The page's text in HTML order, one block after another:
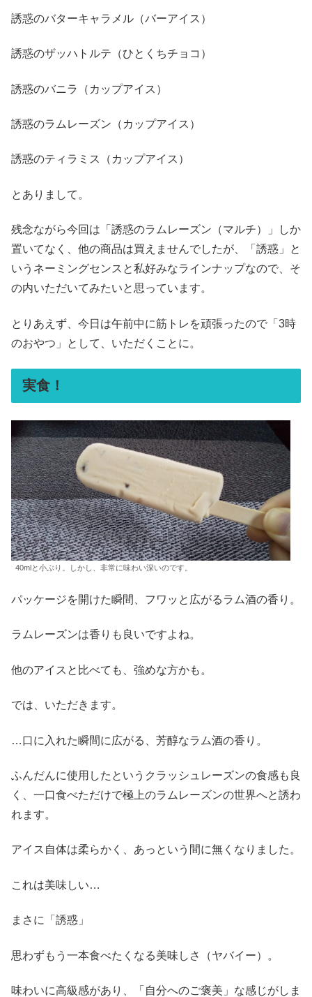
誘惑のバターキャラメル（バーアイス）
誘惑のザッハトルテ（ひとくちチョコ）
誘惑のバニラ（カップアイス）
誘惑のラムレーズン（カップアイス）
誘惑のティラミス（カップアイス）
とありまして。
残念ながら今回は「誘惑のラムレーズン（マルチ）」しか
置いてなく、他の商品は買えませんでしたが、「誘惑」と
いうネーミングセンスと私好みなラインナップなので、そ
の内いただいてみたいと思っています。
とりあえず、今日は午前中に筋トレを頑張ったので「3時
のおやつ」として、いただくことに。
実食！
40mlと小ぶり。しかし、非常に味わい深いのです。
パッケージを開けた瞬間、フワッと広がるラム酒の香り。
ラムレーズンは香りも良いですよね。
他のアイスと比べても、強めな方かも。
では、いただきます。
…口に入れた瞬間に広がる、芳醇なラム酒の香り。
ふんだんに使用したというクラッシュレーズンの食感も良
く、一口食べただけで極上のラムレーズンの世界へと誘わ
れます。
アイス自体は柔らかく、あっという間に無くなりました。
これは美味しい…
まさに「誘惑」
思わずもう一本食べたくなる美味しさ（ヤバイー）。
味わいに高級感があり、「自分へのご褒美」な感じがしま